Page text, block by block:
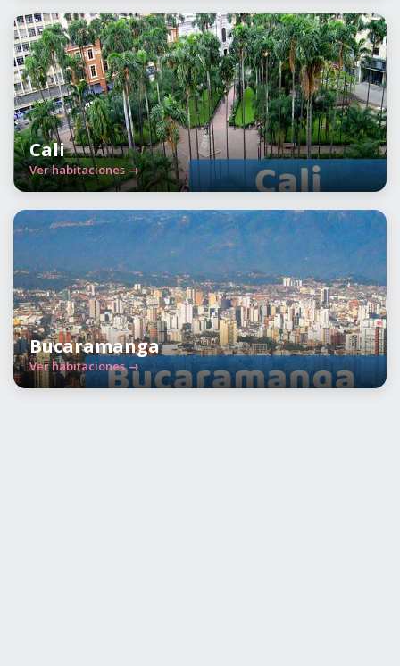
Cali
Ver habitaciones →
Bucaramanga
Ver habitaciones →